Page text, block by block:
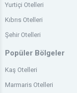
Yurtiçi Otelleri
Kıbrıs Otelleri
Şehir Otelleri
Popüler Bölgeler
Kaş Otelleri
Marmaris Otelleri